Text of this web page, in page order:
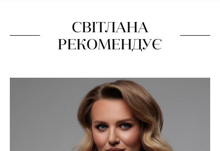
СВІТЛАНА
РЕКОМЕНДУЄ